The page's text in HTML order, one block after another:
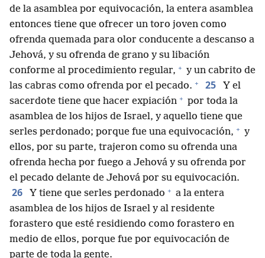
de la asamblea por equivocación, la entera asamblea
entonces tiene que ofrecer un toro joven como
ofrenda quemada para olor conducente a descanso a
Jehová, y su ofrenda de grano y su libación
conforme al procedimiento regular, + y un cabrito de
las cabras como ofrenda por el pecado. + 25
Y el
sacerdote tiene que hacer expiación + por toda la
asamblea de los hijos de Israel, y aquello tiene que
serles perdonado; porque fue una equivocación, + y
ellos, por su parte, trajeron como su ofrenda una
ofrenda hecha por fuego a Jehová y su ofrenda por
el pecado delante de Jehová por su equivocación.
26 Y tiene que serles perdonado + a la entera
asamblea de los hijos de Israel y al residente
forastero que esté residiendo como forastero en
medio de ellos, porque fue por equivocación de
parte de toda la gente.